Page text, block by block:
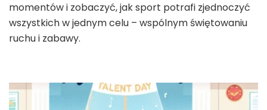
momentów i zobaczyć, jak sport potrafi zjednoczyć
wszystkich w jednym celu – wspólnym świętowaniu
ruchu i zabawy.